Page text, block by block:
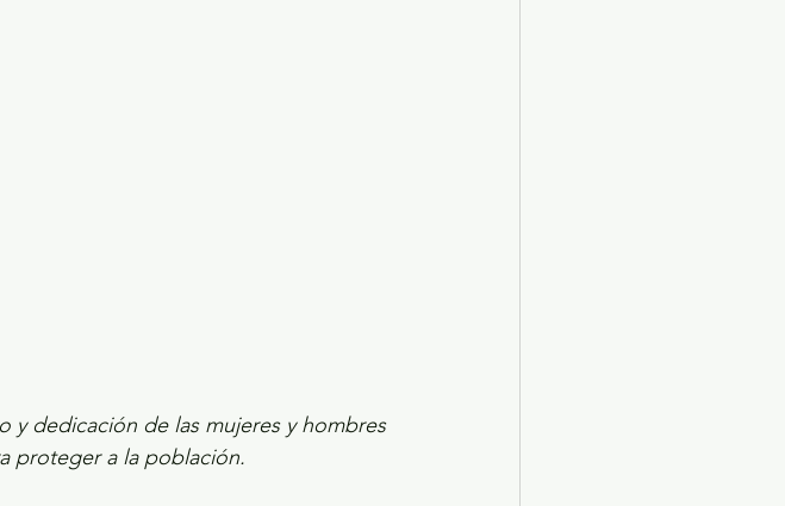
y dedicación de las mujeres y hombres
proteger a la población.